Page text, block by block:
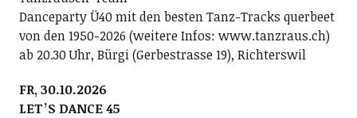
Danceparty Ü40 mit den besten Tanz-Tracks querbeet
von den 1950-2026 (weitere Infos: www.tanzraus.ch)
ab 20.30 Uhr, Bürgi (Gerbestrasse 19), Richterswil
FR, 30.10.2026
LETʼS DANCE 45